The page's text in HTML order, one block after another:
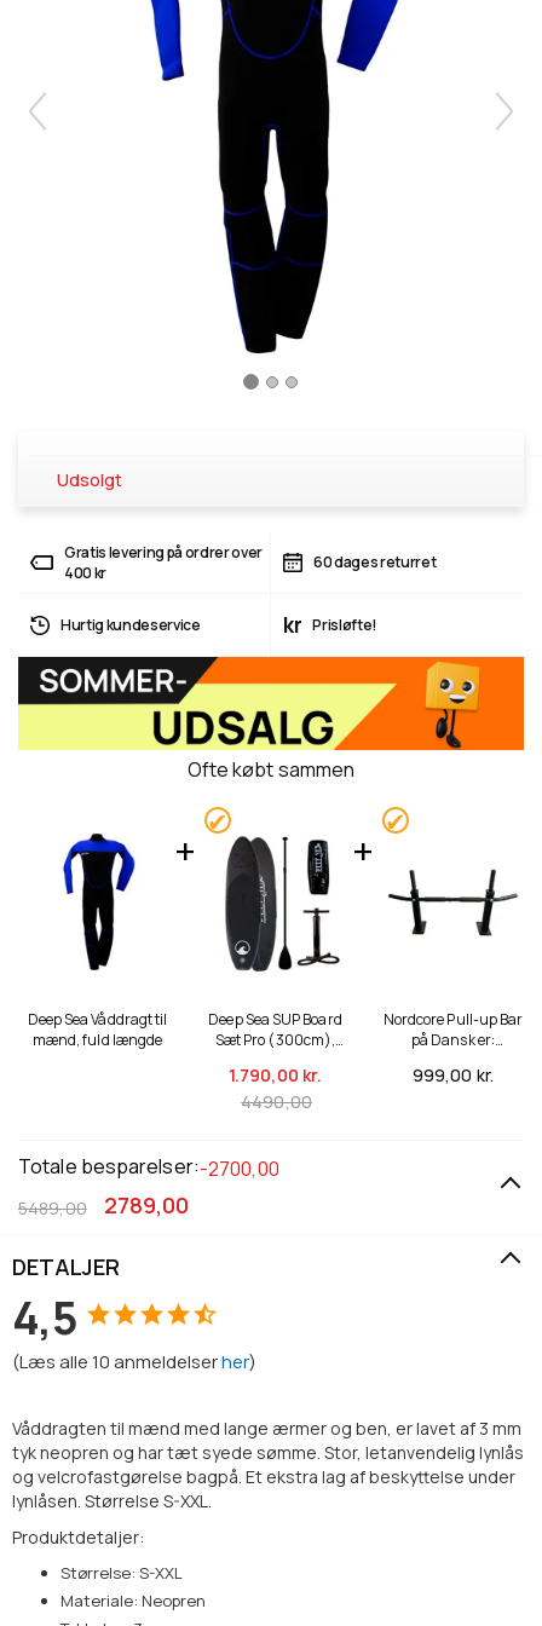
Udsolgt
Gratis levering på ordrer over
400 kr
60 dages returret
Hurtig kundeservice kr Prisløfte!
Ofte købt sammen
Deep Sea Våddragt til
mænd, fuld længde
Deep Sea SUP Board
Sæt Pro (300cm),
1.790,00 kr.
4490,00
Nordcore Pull-up Bar
på Dansk er:
999,00 kr.
Totale besparelser:-2700,00
2789,00
5489,00
DETALJER
4,5
(Læs alle10anmeldelserher)
Våddragten til mænd med lange ærmer og ben, er lavet af 3 mm
tyk neopren og har tæt syede sømme. Stor, letanvendelig lynlås
og velcrofastgørelse bagpå. Et ekstra lag af beskyttelse under
lynlåsen. Størrelse S-XXL.
Produktdetaljer:
Størrelse: S-XXL
Materiale: Neopren